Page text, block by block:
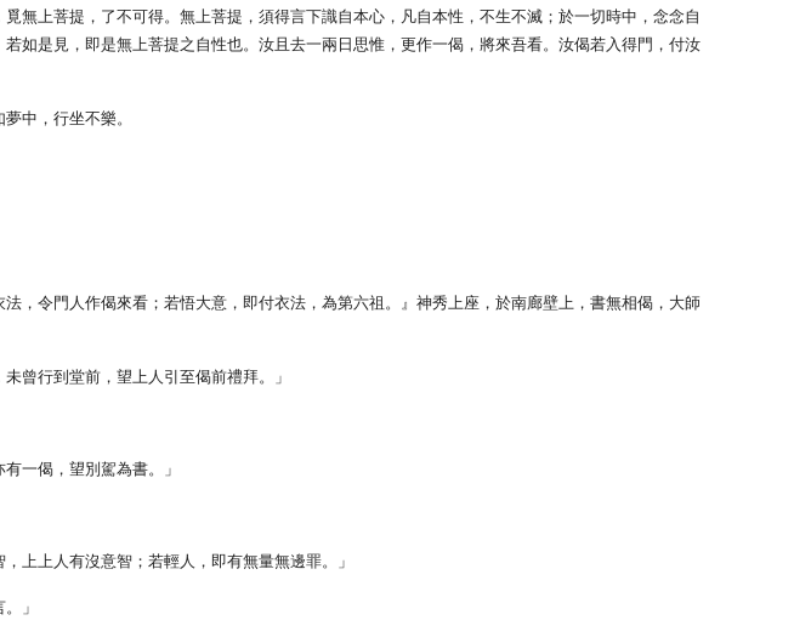
無上菩提，了不可得。無上菩提，須得言下識自本心，凡自本性，不生不滅；於一切時中，念念自
如是見，即是無上菩提之自性也。汝且去一兩日思惟，更作一偈，將來吾看。汝偈若入得門，付汝
中，行坐不樂。
，令門人作偈來看；若悟大意，即付衣法，為第六祖。』神秀上座，於南廊壁上，書無相偈，大師
曾行到堂前，望上人引至偈前禮拜。」
一偈，望別駕為書。」
上上人有沒意智；若輕人，即有無量無邊罪。」
」